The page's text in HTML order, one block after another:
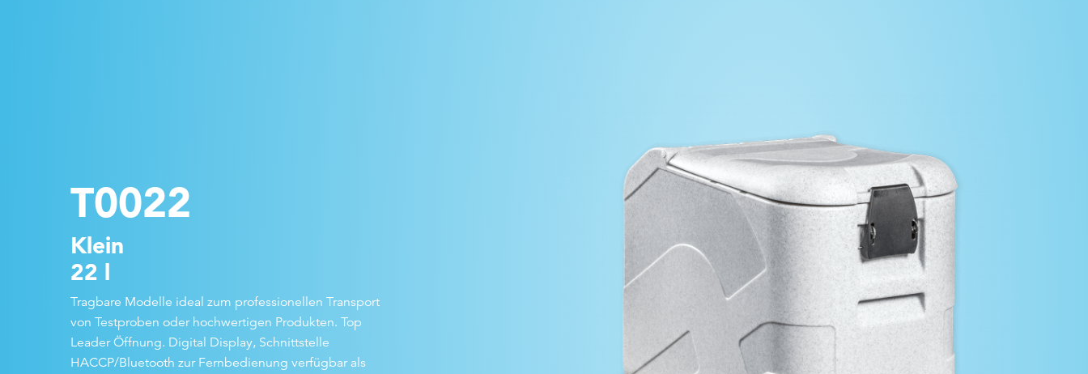
T0022
Klein
22 l
Tragbare Modelle ideal zum professionellen Transport
von Testproben oder hochwertigen Produkten. Top
Leader Öffnung. Digital Display, Schnittstelle
HACCP/Bluetooth zur Fernbedienung verfügbar als